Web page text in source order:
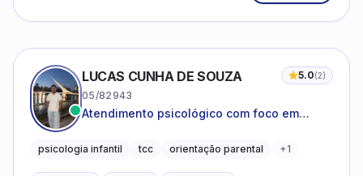
LUCAS CUNHA DE SOUZA 5.0(2)
05/82943
Atendimento psicológico com foco em
promovendo equilíbrio emocional e
psicologia infantil tcc orientação parental +1